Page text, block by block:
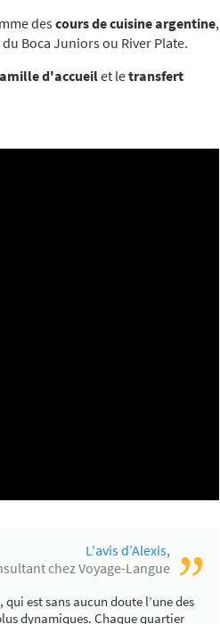
descours de cuisine argentine,
du Boca Juniors ou River Plate.
d'accueilet letransfert
L'avis d’Alexis,
chez Voyage-Langue
qui est sans aucun doute l’une des
dynamiques. Chaque quartier